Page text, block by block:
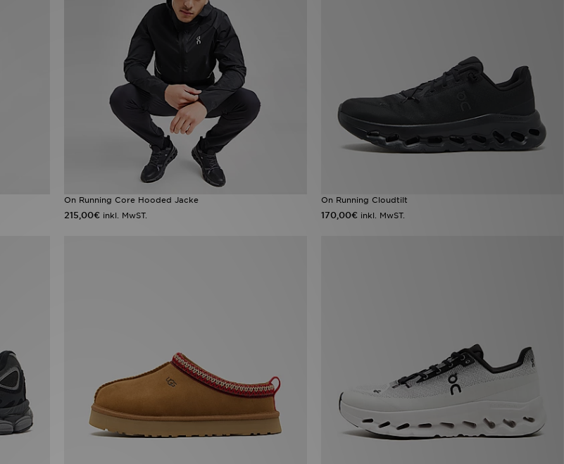
On Running Core Hooded Jacke
215,00€ inkl. MwST.
On Running Cloudtilt
170,00€ inkl. MwST.